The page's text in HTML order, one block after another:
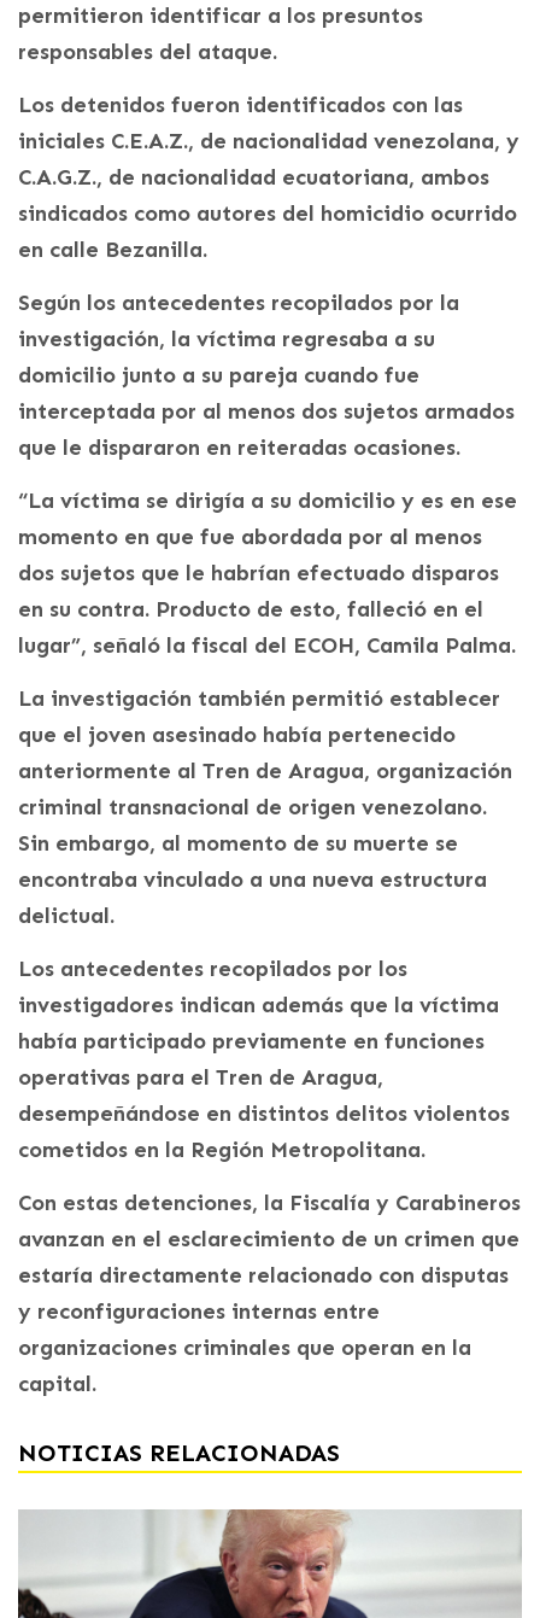
permitieron identificar a los presuntos
responsables del ataque.
Los detenidos fueron identificados con las
iniciales C.E.A.Z., de nacionalidad venezolana, y
C.A.G.Z., de nacionalidad ecuatoriana, ambos
sindicados como autores del homicidio ocurrido
en calle Bezanilla.
Según los antecedentes recopilados por la
investigación, la víctima regresaba a su
domicilio junto a su pareja cuando fue
interceptada por al menos dos sujetos armados
que le dispararon en reiteradas ocasiones.
“La víctima se dirigía a su domicilio y es en ese
momento en que fue abordada por al menos
dos sujetos que le habrían efectuado disparos
en su contra. Producto de esto, falleció en el
lugar”, señaló la fiscal del ECOH, Camila Palma.
La investigación también permitió establecer
que el joven asesinado había pertenecido
anteriormente al Tren de Aragua, organización
criminal transnacional de origen venezolano.
Sin embargo, al momento de su muerte se
encontraba vinculado a una nueva estructura
delictual.
Los antecedentes recopilados por los
investigadores indican además que la víctima
había participado previamente en funciones
operativas para el Tren de Aragua,
desempeñándose en distintos delitos violentos
cometidos en la Región Metropolitana.
Con estas detenciones, la Fiscalía y Carabineros
avanzan en el esclarecimiento de un crimen que
estaría directamente relacionado con disputas
y reconfiguraciones internas entre
organizaciones criminales que operan en la
capital.
NOTICIAS RELACIONADAS